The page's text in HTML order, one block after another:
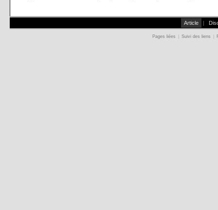
Article |
Pages liées Suivi des liens